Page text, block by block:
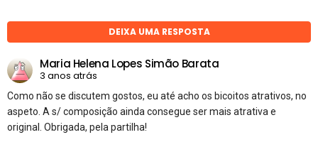
DEIXA UMA RESPOSTA
Maria Helena Lopes Simão Barata
3 anos atrás
Como não se discutem gostos, eu até acho os bicoitos atrativos, no
aspeto. A s/ composição ainda consegue ser mais atrativa e
original. Obrigada, pela partilha!